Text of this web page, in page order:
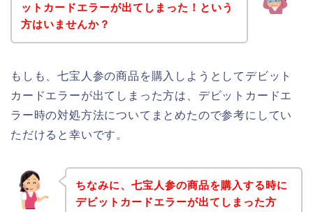
ットカードエラーが出てしまった！という
方はいませんか？
もしも、七宝人参の商品を購入しようとしてデビット
カードエラーが出てしまった方は、デビットカードエ
ラー時の対処方法についてまとめたので参考にしてい
ただけると幸いです。
ちなみに、七宝人参の商品を購入する時に
デビットカードエラーが出てしまった方